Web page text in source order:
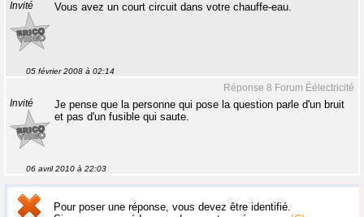
Invité Vous avez un court circuit dans votre chauffe-eau.
05 février 2008 à 02:14
Réponse 8 Forum Éélectricité
Invité
Je pense que la personne qui pose la question parle d'un bruit
et pas d'un fusible qui saute.
06 avril 2010 à 22:03
Pour poser une réponse, vous devez être identifié.